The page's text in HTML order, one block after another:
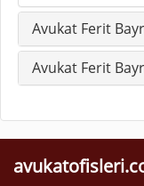
Avukat Ferit
Avukat Ferit